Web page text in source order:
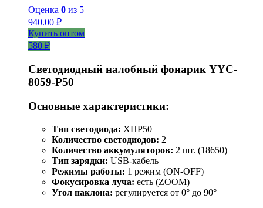
Оценка 0 из 5
940.00 ₽
Купить оптом
580 ₽
Светодиодный налобный фонарик YYC-
8059-P50
Основные характеристики:
Тип светодиода: XHP50
Количество светодиодов: 2
Количество аккумуляторов: 2 шт. (18650)
Тип зарядки: USB-кабель
Режимы работы: 1 режим (ON-OFF)
Фокусировка луча: есть (ZOOM)
Угол наклона: регулируется от 0° до 90°